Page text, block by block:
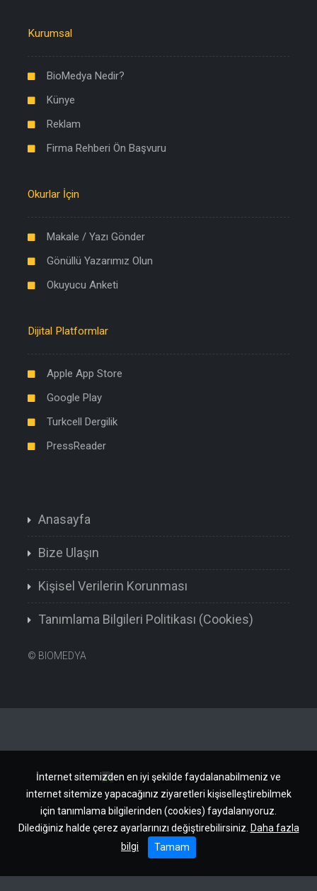
İnternet sitemizden en iyi şekilde faydalanabilmeniz ve
internet sitemize yapacağınız ziyaretleri kişiselleştirebilmek
için tanımlama bilgilerinden (cookies) faydalanıyoruz.
Dilediğiniz halde çerez ayarlarınızı değiştirebilirsiniz. Daha fazla
bilgi
Tamam
Kurumsal
BioMedya Nedir?
Künye
Reklam
Firma Rehberi Ön Başvuru
Okurlar İçin
Makale / Yazı Gönder
Gönüllü Yazarımız Olun
Okuyucu Anketi
Dijital Platformlar
Apple App Store
Google Play
Turkcell Dergilik
PressReader
Anasayfa
Bize Ulaşın
Kişisel Verilerin Korunması
Tanımlama Bilgileri Politikası (Cookies)
© BIOMEDYA